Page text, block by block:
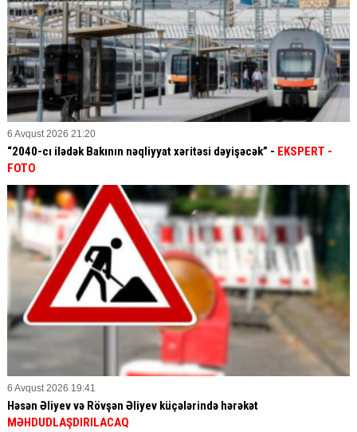
6 Avqust 2026 21:20
“2040-cı ilədək Bakının nəqliyyat xəritəsi dəyişəcək” - EKSPERT -
FOTO
6 Avqust 2026 19:41
Həsən Əliyev və Rövşən Əliyev küçələrində hərəkət
MƏHDUDLAŞDIRILACAQ